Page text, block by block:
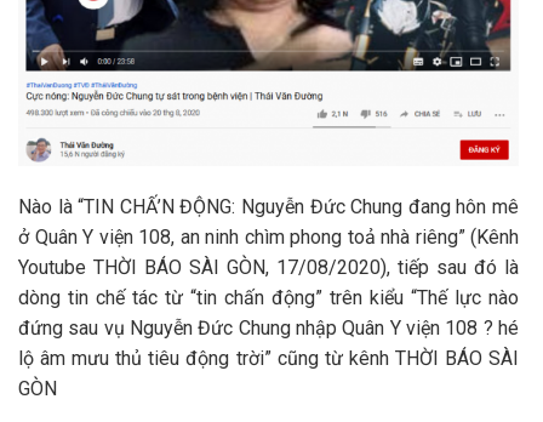
Nào là “TIN CHẤ’N ĐỘNG: Nguyễn Đức Chung đang hôn mê
ở Quân Y viện 108, an ninh chìm phong toả nhà riêng” (Kênh
Youtube THỜI BÁO SÀI GÒN, 17/08/2020), tiếp sau đó là
dòng tin chế tác từ “tin chấn động” trên kiểu “Thế lực nào
đứng sau vụ Nguyễn Đức Chung nhập Quân Y viện 108 ? hé
lộ âm mưu thủ tiêu động trời” cũng từ kênh THỜI BÁO SÀI
GÒN